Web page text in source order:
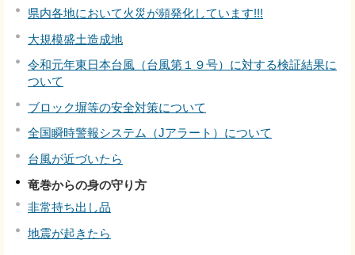
県内各地において火災が頻発化しています!!!
大規模盛土造成地
令和元年東日本台風（台風第１９号）に対する検証結果に
ついて
ブロック塀等の安全対策について
全国瞬時警報システム（Jアラート）について
台風が近づいたら
竜巻からの身の守り方
非常持ち出し品
地震が起きたら